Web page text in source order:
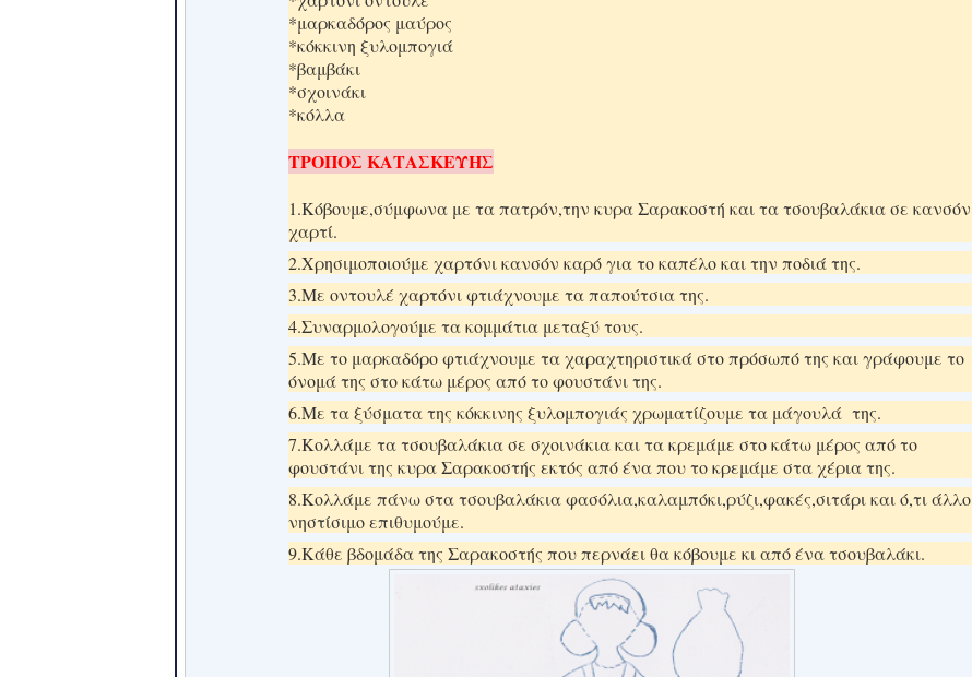
*μαρκαδόρος μαύρος
*κόκκινη ξυλομπογιά
*βαμβάκι
*σχοινάκι
*κόλλα
ΤΡΟΠΟΣ ΚΑΤΑΣΚΕΥΗΣ
1.Κόβουμε,σύμφωνα με τα πατρόν,την κυρα Σαρακοστή και τα τσουβαλάκια σε κανσόν
χαρτί.
2.Χρησιμοποιούμε χαρτόνι κανσόν καρό για το καπέλο και την ποδιά της.
3.Με οντουλέ χαρτόνι φτιάχνουμε τα παπούτσια της.
4.Συναρμολογούμε τα κομμάτια μεταξύ τους.
5.Με το μαρκαδόρο φτιάχνουμε τα χαραχτηριστικά στο πρόσωπό της και γράφουμε το
όνομά της στο κάτω μέρος από το φουστάνι της.
6.Με τα ξύσματα της κόκκινης ξυλομπογιάς χρωματίζουμε τα μάγουλά της.
7.Κολλάμε τα τσουβαλάκια σε σχοινάκια και τα κρεμάμε στο κάτω μέρος από το
φουστάνι της κυρα Σαρακοστής εκτός από ένα που το κρεμάμε στα χέρια της.
8.Κολλάμε πάνω στα τσουβαλάκια φασόλια,καλαμπόκι,ρύζι,φακές,σιτάρι και ό,τι άλλο
νηστίσιμο επιθυμούμε.
9.Κάθε βδομάδα της Σαρακοστής που περνάει θα κόβουμε κι από ένα τσουβαλάκι.